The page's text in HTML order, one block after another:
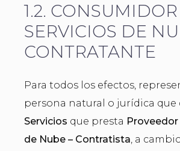
1.2.
SERVICIOS DE
CONTRATANTE
Para todos los efectos,
persona natural o jurídica que
Servicios que presta Proveedor
de Nube – Contratista, a